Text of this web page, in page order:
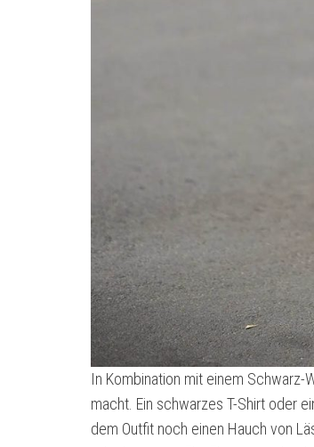
In Kombination mit einem
macht. Ein schwarzes T-Shirt oder
dem Outfit noch einen Hauch von